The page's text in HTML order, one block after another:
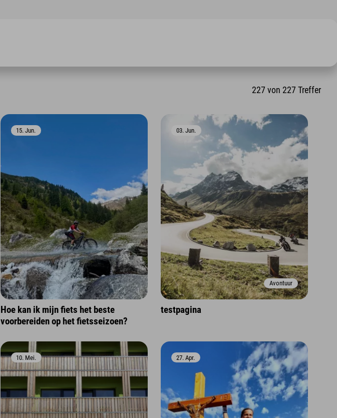
227 von 227 Treffer
15. Jun.
Hoe kan ik mijn fiets het beste
voorbereiden op het fietsseizoen?
Avontuur
03. Jun.
testpagina
10. Mei. 27. Apr.